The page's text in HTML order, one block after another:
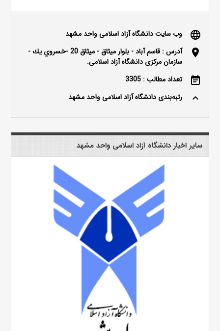
language وب سایت دانشگاه آزاد اسلامی واحد مشهد
location_on
آدرس : قاسم آباد - بلوار ميثاق - ميثاق 20 -خسروي يك -
سازمان مرکزی دانشگاه آزاد اسلامی.
event_note تعداد مطالب : 3305
keyboard_arrow_up رتبه‌بندی دانشگاه آزاد اسلامی واحد مشهد
سایر اخبار دانشگاه آزاد اسلامی واحد مشهد